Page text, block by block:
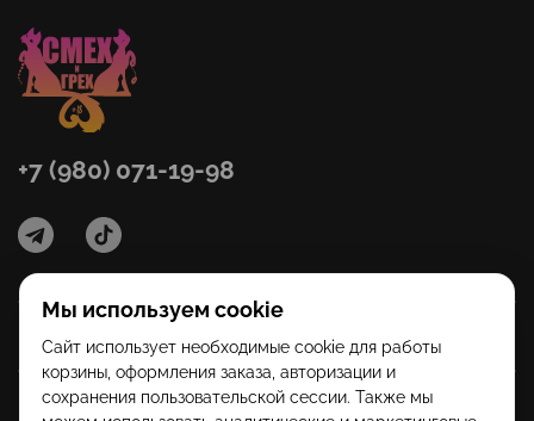
Категории
Помощь
+7 (980) 071-19-98
Мы используем cookie
Сайт использует необходимые cookie для работы
корзины, оформления заказа, авторизации и
сохранения пользовательской сессии. Также мы